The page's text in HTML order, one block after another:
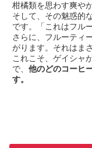
柑橘類を思わす爽や
そして、その魅惑的
です。「これはフル
さらに、フルーティ
がります。それはま
これこそ、ゲイシャ
で、 他のどのコーヒ
す。